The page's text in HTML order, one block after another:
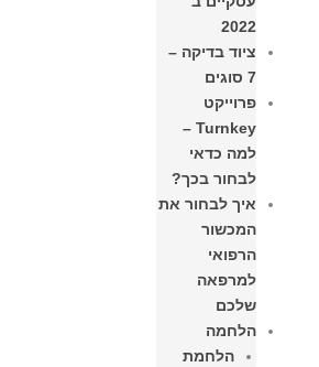
2022
ציוד בדיקה –
7 סוגים
פרוייקט
Turnkey –
למה כדאי
לבחור בכך?
איך לבחור את
המכשור
הרפואי
למרפאה
שלכם
הלחמה
הלחמת